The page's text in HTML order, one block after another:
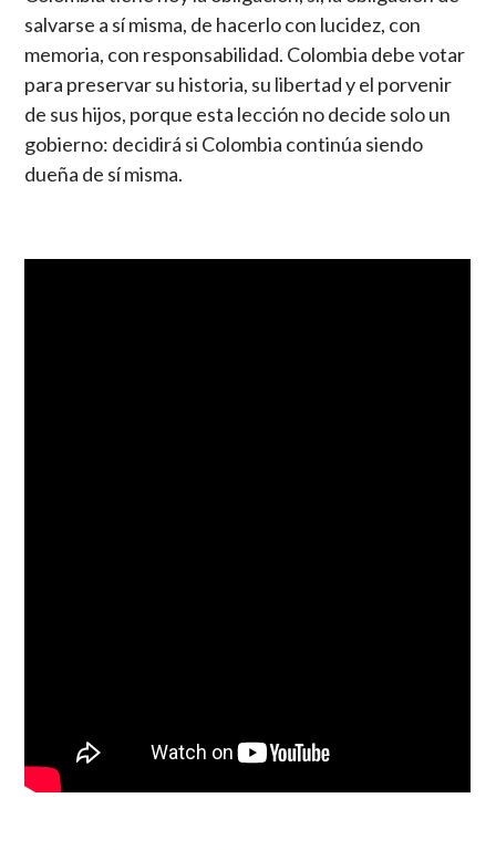
salvarse a sí misma, de hacerlo con lucidez, con
memoria, con responsabilidad. Colombia debe votar
para preservar su historia, su libertad y el porvenir
de sus hijos, porque esta lección no decide solo un
gobierno: decidirá si Colombia continúa siendo
dueña de sí misma.